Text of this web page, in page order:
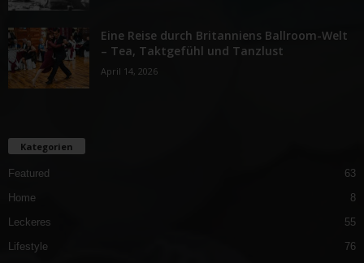
Eine Reise durch Britanniens Ballroom-Welt
– Tea, Taktgefühl und Tanzlust
April 14, 2026
Kategorien
Featured
63
Home
8
Leckeres
55
Lifestyle
76